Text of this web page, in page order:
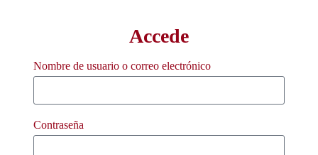
Accede
Nombre de usuario o correo electrónico
Contraseña